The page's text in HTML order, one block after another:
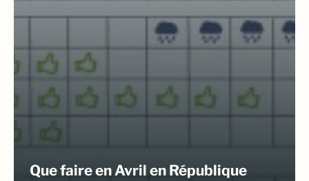
Que faire en Avril en République